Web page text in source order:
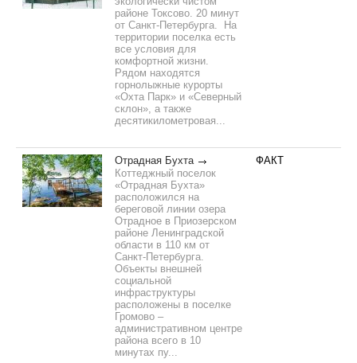
районе Токсово. 20 минут
от Санкт-Петербурга. На
территории поселка есть
все условия для
комфортной жизни.
Рядом находятся
горнолыжные курорты
«Охта Парк» и «Северный
склон», а также
десятикилометровая...
Отрадная Бухта
Коттеджный поселок
«Отрадная Бухта»
расположился на
береговой линии озера
Отрадное в Приозерском
районе Ленинградской
области в 110 км от
Санкт-Петербурга.
Объекты внешней
социальной
инфраструктуры
расположены в поселке
Громово –
административном центре
района всего в 10
минутах пу...
ФАКТ